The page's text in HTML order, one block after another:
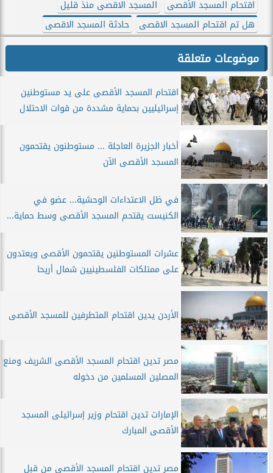
اقتحام المسجد الأقصى
المسجد الاقصى منذ قليل
هل تم اقتحام المسجد الاقصى
حادثة المسجد الاقصى
موضوعات متعلقة
اقتحام المسجد الأقصى على يد مستوطنين
إسرائيليين بحماية مشددة من قوات الاحتلال
أخبار الجزيرة العاجلة ... مستوطنون يقتحمون
المسجد الأقصى الآن
في ظل الاعتداءات الوحشية... عضو في
الكنيست يقتحم المسجد الأقصى وسط حماية...
عشرات المستوطنين يقتحمون الأقصى ويعتدون
على ممتلكات الفلسطينيين شمال أريحا
الأردن يدين اقتحام المتطرفين للمسجد الأقصى
مصر تدين اقتحام المسجد الأقصى الشريف ومنع
المصلين المسلمين من دخوله
الإمارات تدين اقتحام وزير إسرائيلى المسجد
الأقصى المبارك
مصر تدين اقتحام المسجد الأقصى من قبل